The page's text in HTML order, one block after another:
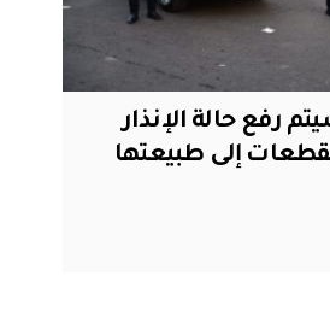
رفع حالة الإنذار
إلى طبيعتها